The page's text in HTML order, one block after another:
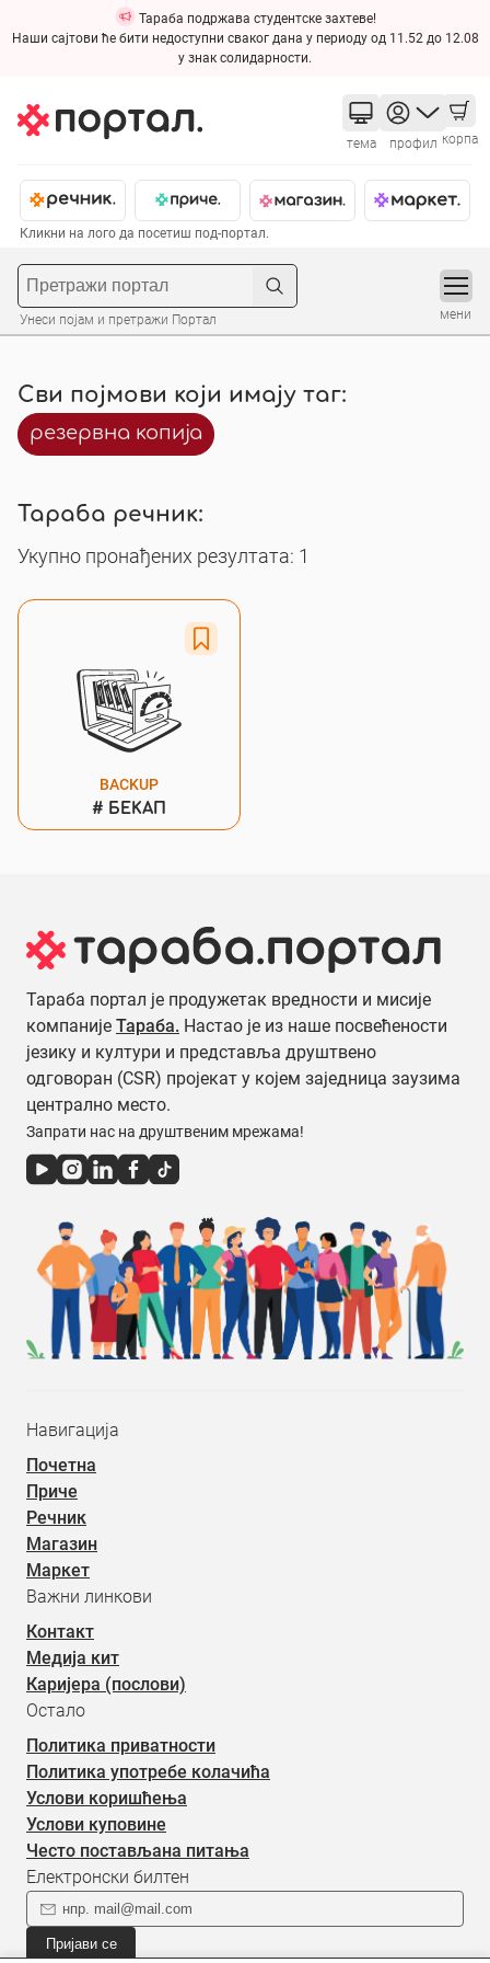
Тараба подржава студентске захтеве!
Наши сајтови ће бити недоступни сваког дана у периоду од 11.52 до 12.08
у знак солидарности.
тема профил корпа
Кликни на лого да посетиш под-портал.
Унеси појам и претражи Портал мени
Сви појмови који имају таг:
резервна копија
Тараба речник:
Укупно пронађених резултата: 1
BACKUP
# БЕКАП
Тараба портал је продужетак вредности и мисије
компаније Тараба. Настао је из наше посвећености
језику и култури и представља друштвено
одговоран (CSR) пројекат у којем заједница заузима
централно место.
Запрати нас на друштвеним мрежама!
Навигација
Почетна
Приче
Речник
Магазин
Маркет
Важни линкови
Контакт
Медија кит
Каријера (послови)
Остало
Политика приватности
Политика употребе колачића
Услови коришћења
Услови куповине
Често постављана питања
Електронски билтен
Пријави се